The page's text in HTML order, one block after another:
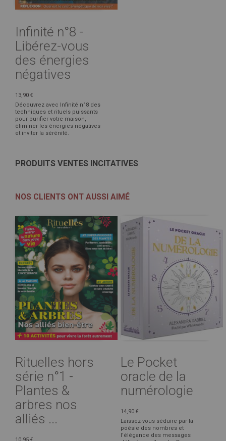
Infinité n°8 -
Libérez-vous
des énergies
négatives
13,90 €
Découvrez avec Infinité n°8 des
techniques et rituels puissants
pour purifier votre maison,
éliminer les énergies négatives
et inviter la sérénité.
PRODUITS VENTES INCITATIVES
NOS CLIENTS ONT AUSSI AIMÉ
Rituelles hors
série n°1 -
Plantes &
arbres nos
alliés ...
10,95 €
Le Pocket
oracle de la
numérologie
14,90 €
Laissez-vous séduire par la
poésie des nombres et
l’élégance des messages